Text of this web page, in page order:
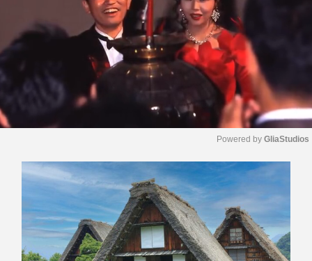
M
Powered by GliaStudios